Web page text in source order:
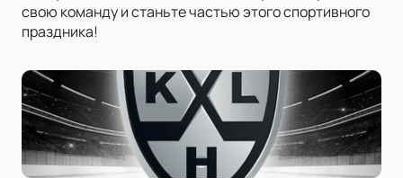
свою команду и станьте частью этого спортивного
праздника!